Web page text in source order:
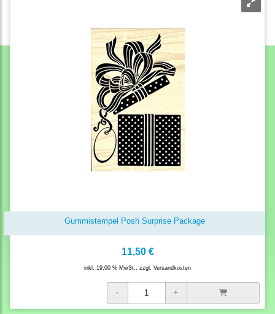
Gummistempel Posh Surprise Package
11,50 €
inkl. 19,00 % MwSt., zzgl. Versandkosten